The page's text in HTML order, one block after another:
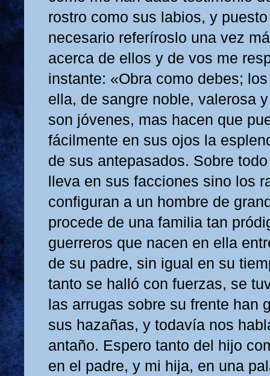
rostro como sus labios, y
necesario referíroslo una vez
acerca de ellos y de vos me
instante: «Obra como debes;
ella, de sangre noble, valerosa
son jóvenes, mas hacen que
fácilmente en sus ojos la
de sus antepasados. Sobre
lleva en sus facciones sino los
configuran a un hombre de
procede de una familia tan
guerreros que nacen en ella
de su padre, sin igual en su
tanto se halló con fuerzas, se
las arrugas sobre su frente han
sus hazañas, y todavía nos
antaño. Espero tanto del hijo
en el padre, y mi hija, en una